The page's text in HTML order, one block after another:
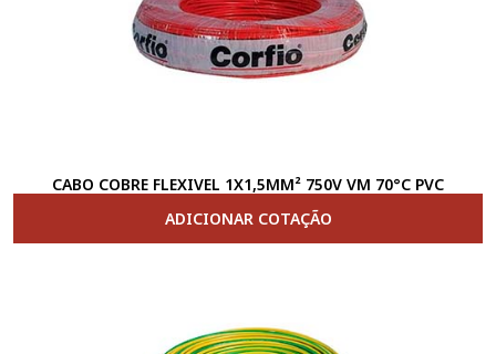
CABO COBRE FLEXIVEL 1X1,5MM² 750V VM 70°C PVC
ADICIONAR COTAÇÃO